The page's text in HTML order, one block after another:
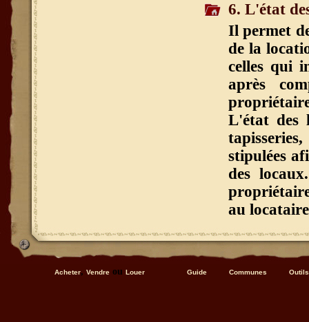
6. L'état
Il permet
de la
celles qui
après
L'état des
stipulées
des
au
Acheter,Vendre ouLouer Guide Communes Outils